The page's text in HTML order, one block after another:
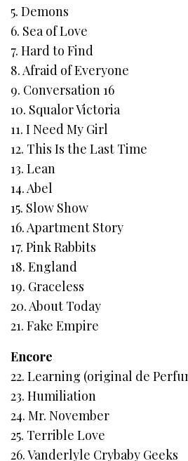
5. Demons
6. Sea of Love
7. Hard to Find
8. Afraid of Everyone
9. Conversation 16
10. Squalor Victoria
11. I Need My Girl
12. This Is the Last Time
13. Lean
14. Abel
15. Slow Show
16. Apartment Story
17. Pink Rabbits
18. England
19. Graceless
20. About Today
21. Fake Empire
Encore
22. Learning (original de
23. Humiliation
24. Mr. November
25. Terrible Love
26. Vanderlyle Crybaby Geeks